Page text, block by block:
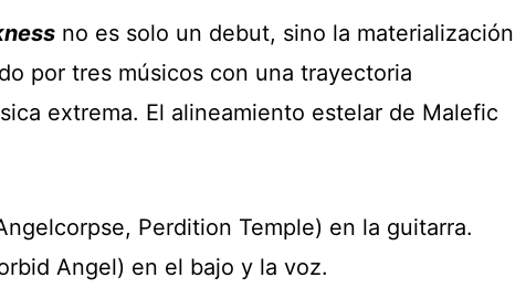
no es solo un debut, sino la materialización
por tres músicos con una trayectoria
extrema. El alineamiento estelar de Malefic
Perdition Temple) en la guitarra.
Angel) en el bajo y la voz.